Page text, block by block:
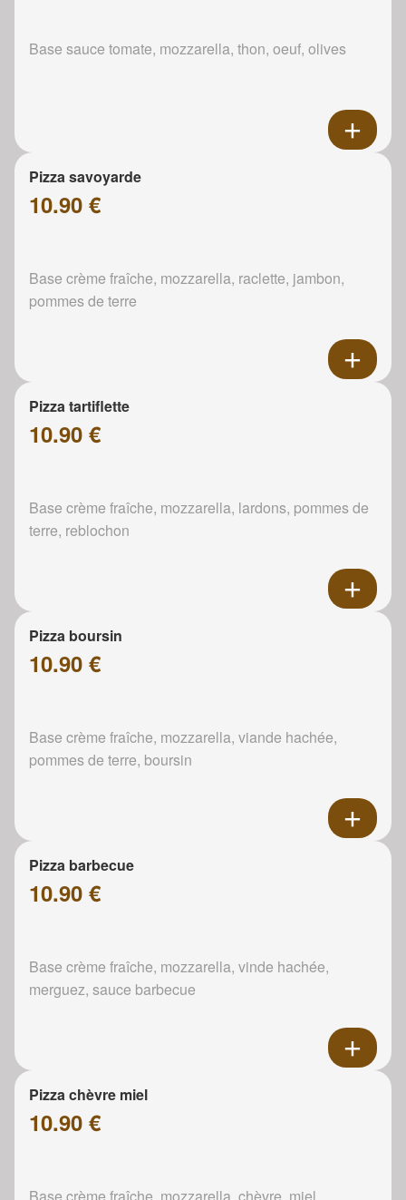
Base sauce tomate, mozzarella, thon, oeuf, olives
Pizza savoyarde
10.90 €
Base crème fraîche, mozzarella, raclette, jambon,
pommes de terre
Pizza tartiflette
10.90 €
Base crème fraîche, mozzarella, lardons, pommes de
terre, reblochon
Pizza boursin
10.90 €
Base crème fraîche, mozzarella, viande hachée,
pommes de terre, boursin
Pizza barbecue
10.90 €
Base crème fraîche, mozzarella, vinde hachée,
merguez, sauce barbecue
Pizza chèvre miel
10.90 €
Base crème fraîche, mozzarella, chèvre, miel